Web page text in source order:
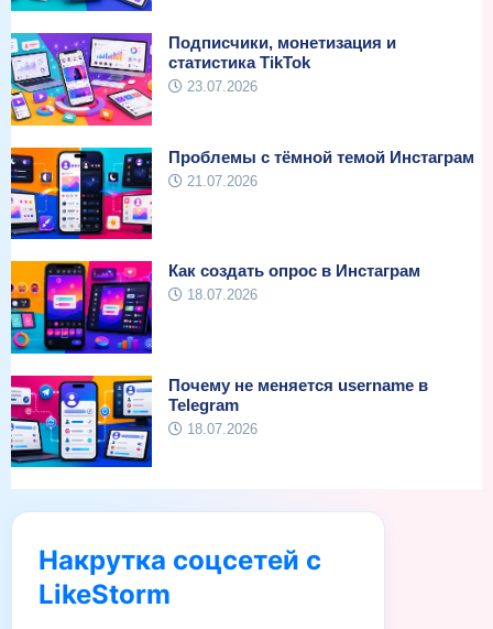
Подписчики, монетизация и
статистика TikTok
23.07.2026
Проблемы с тёмной темой Инстаграм
21.07.2026
Как создать опрос в Инстаграм
18.07.2026
Почему не меняется username в
Telegram
18.07.2026
Накрутка соцсетей с
LikeStorm